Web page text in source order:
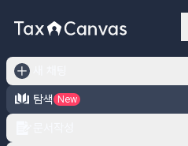
탐색
New